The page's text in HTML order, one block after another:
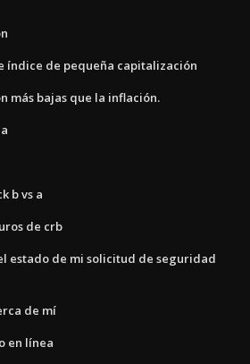
índice de pequeña capitalización
más bajas que la inflación.
b vs a
de crb
estado de mi solicitud de seguridad
de mí
en línea